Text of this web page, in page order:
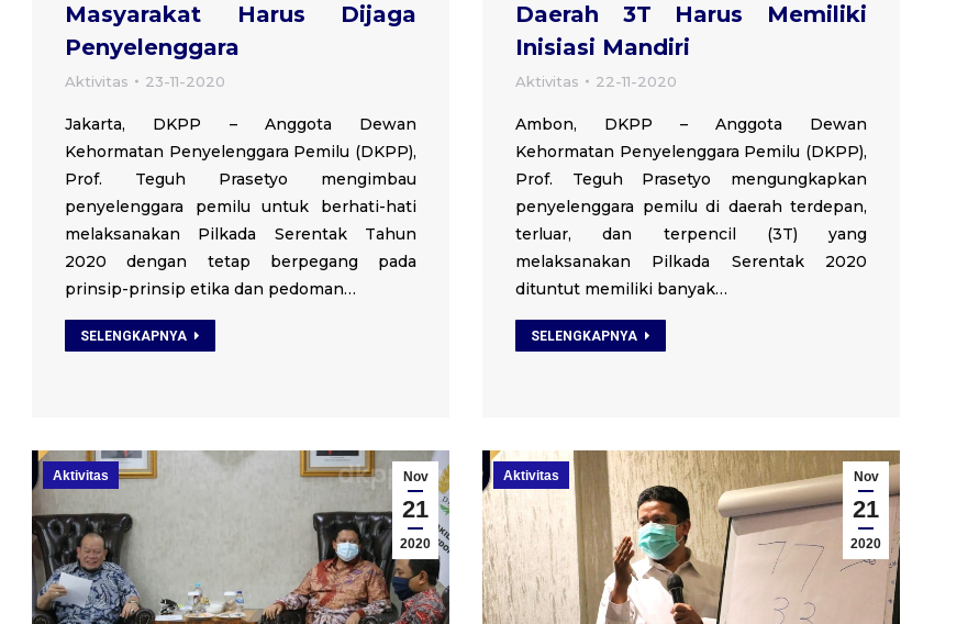
Masyarakat Harus Dijaga
Penyelenggara
Aktivitas 23-11-2020
Jakarta, DKPP – Anggota Dewan
Kehormatan Penyelenggara Pemilu (DKPP),
Prof. Teguh Prasetyo mengimbau
penyelenggara pemilu untuk berhati-hati
melaksanakan Pilkada Serentak Tahun
2020 dengan tetap berpegang pada
prinsip-prinsip etika dan pedoman…
SELENGKAPNYA
Daerah 3T Harus Memiliki
Inisiasi Mandiri
Aktivitas 22-11-2020
Ambon, DKPP – Anggota Dewan
Kehormatan Penyelenggara Pemilu (DKPP),
Prof. Teguh Prasetyo mengungkapkan
penyelenggara pemilu di daerah terdepan,
terluar, dan terpencil (3T) yang
melaksanakan Pilkada Serentak 2020
dituntut memiliki banyak…
SELENGKAPNYA
Nov
21
2020
Aktivitas Nov
21
2020
Aktivitas